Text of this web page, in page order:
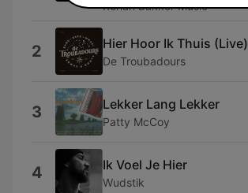
Renan Bakker Music
2 Hier Hoor Ik Thuis (Live)
De Troubadours
3 Lekker Lang Lekker
Patty McCoy
4 Ik Voel Je Hier
Wudstik